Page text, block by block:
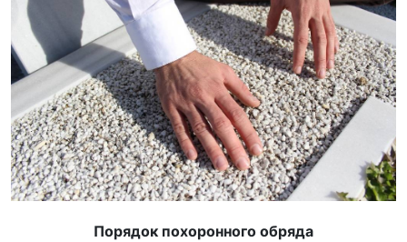
Порядок похоронного обряда